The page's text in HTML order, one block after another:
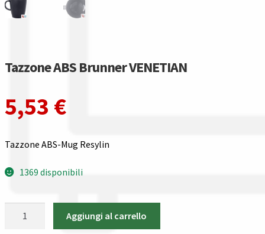
Pagamenti
Riepilogo ordine
Tazzone ABS Brunner VENETIAN
5,53 €
Tazzone ABS-Mug Resylin
1369 disponibili
Aggiungi al carrello